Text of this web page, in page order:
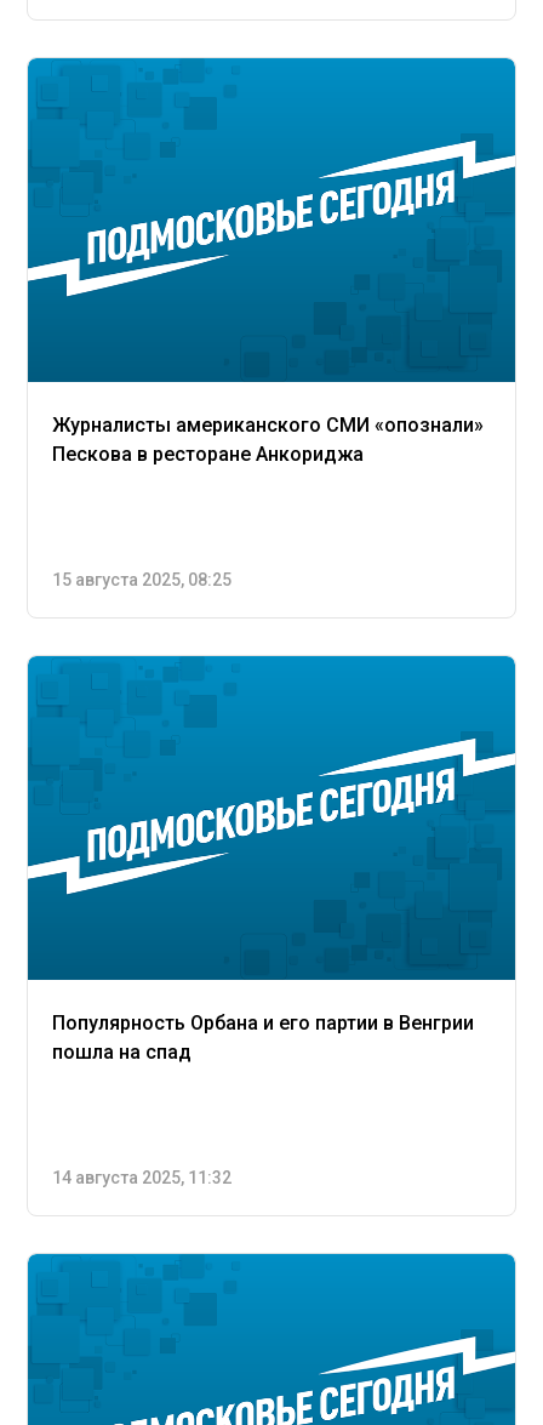
Журналисты американского СМИ «опознали»
Пескова в ресторане Анкориджа
15 августа 2025, 08:25
Популярность Орбана и его партии в Венгрии
пошла на спад
14 августа 2025, 11:32